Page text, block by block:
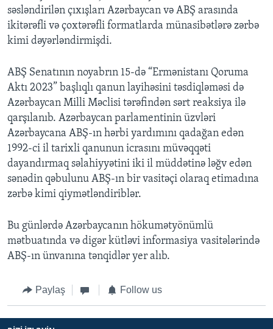
səsləndirilən çıxışları Azərbaycan və ABŞ arasında
ikitərəfli və çoxtərəfli formatlarda münasibətlərə zərbə
kimi dəyərləndirmişdi.
ABŞ Senatının noyabrın 15-də “Ermənistanı Qoruma
Aktı 2023” başlıqlı qanun layihəsini təsdiqləməsi də
Azərbaycan Milli Məclisi tərəfindən sərt reaksiya ilə
qarşılanıb. Azərbaycan parlamentinin üzvləri
Azərbaycana ABŞ-ın hərbi yardımını qadağan edən
1992-ci il tarixli qanunun icrasını müvəqqəti
dayandırmaq səlahiyyətini iki il müddətinə ləğv edən
sənədin qəbulunu ABŞ-ın bir vasitəçi olaraq etimadına
zərbə kimi qiymətləndiriblər.
Bu günlərdə Azərbaycanın hökumətyönümlü
mətbuatında və digər kütləvi informasiya vasitələrində
ABŞ-ın ünvanına tənqidlər yer alıb.
Paylaş Follow us